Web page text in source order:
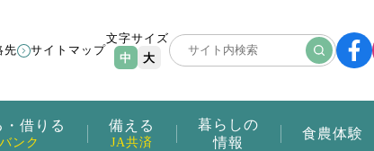
・借りる
ンク
備える
JA共済
暮らしの
情報
食農体験
先 サイトマップ
文字サイズ
中
大